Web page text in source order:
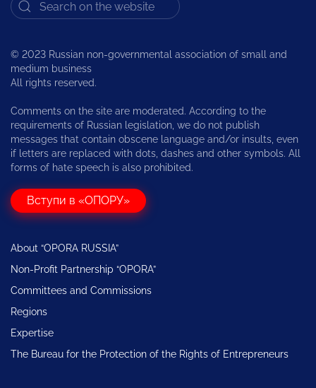
© 2023 Russian non-governmental association of small and
medium business
All rights reserved.
Comments on the site are moderated. According to the
requirements of Russian legislation, we do not publish
messages that contain obscene language and/or insults, even
if letters are replaced with dots, dashes and other symbols. All
forms of hate speech is also prohibited.
Вступи в «ОПОРУ»
About “OPORA RUSSIA”
Non-Profit Partnership “OPORA”
Committees and Commissions
Regions
Expertise
The Bureau for the Protection of the Rights of Entrepreneurs